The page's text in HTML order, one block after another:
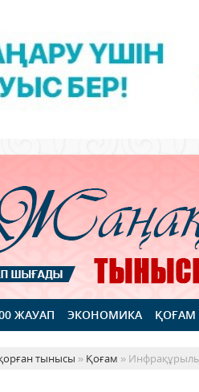
ЖАУАП ЭКОНОМИКА ҚОҒАМ
тынысы » Қоғам »